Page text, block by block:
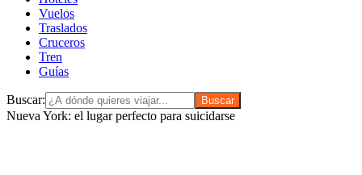
Vuelos
Traslados
Cruceros
Tren
Guías
Buscar:
Nueva York: el lugar perfecto para suicidarse